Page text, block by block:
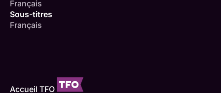
Français
Sous-titres
Français
Accueil TFO